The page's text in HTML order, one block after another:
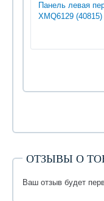
Панель левая
XMQ6129 (40815)
ОТЗЫВЫ О
Ваш отзыв будет